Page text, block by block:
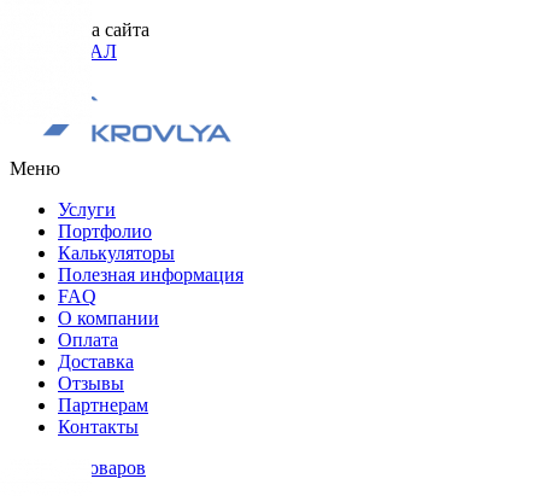
Разработка сайта
ОРИГИНАЛ
Меню
Услуги
Портфолио
Калькуляторы
Полезная информация
FAQ
О компании
Оплата
Доставка
Отзывы
Партнерам
Контакты
Каталог товаров